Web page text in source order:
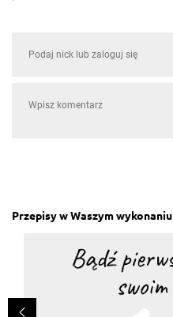
Przepisy w Waszym wykonaniu